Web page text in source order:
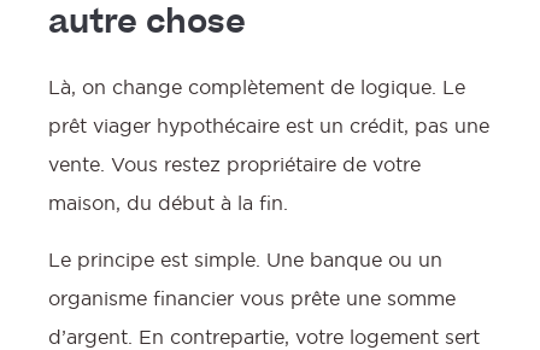
autre chose
Là, on change complètement de logique. Le
prêt viager hypothécaire est un crédit, pas une
vente. Vous restez propriétaire de votre
maison, du début à la fin.
Le principe est simple. Une banque ou un
organisme financier vous prête une somme
d’argent. En contrepartie, votre logement sert